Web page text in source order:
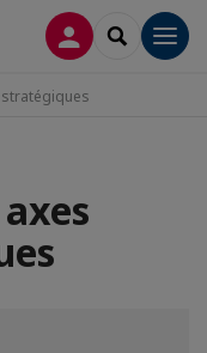
CONNEXION